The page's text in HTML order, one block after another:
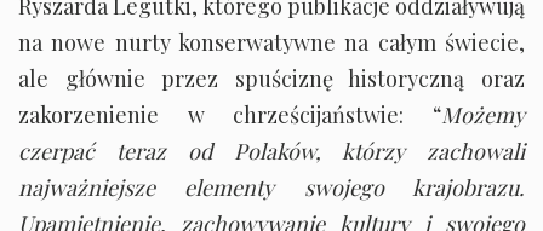
Ryszarda Legutki, którego publikacje oddziaływują
na nowe nurty konserwatywne na całym świecie,
ale głównie przez spuściznę historyczną oraz
zakorzenienie w chrześcijaństwie: “Możemy
czerpać teraz od Polaków, którzy zachowali
najważniejsze elementy swojego krajobrazu.
Upamiętnienie, zachowywanie kultury i swojego